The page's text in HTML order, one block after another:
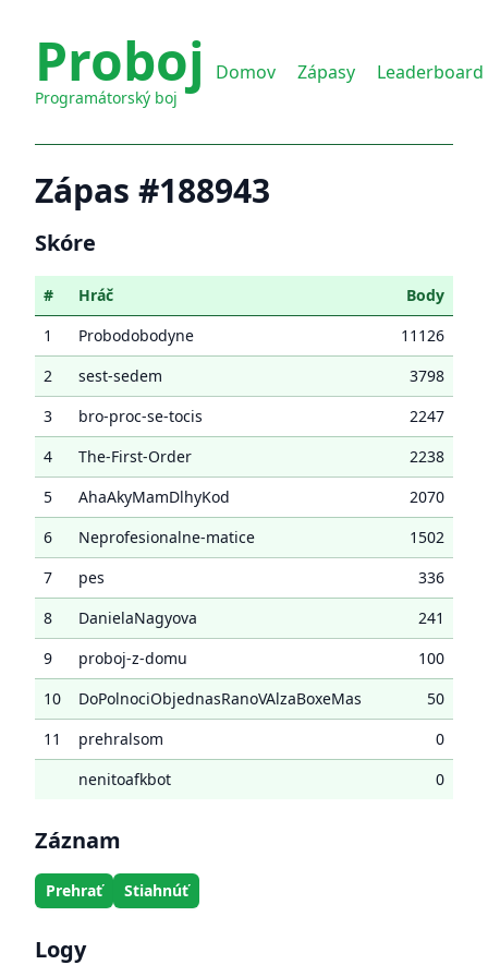
Proboj
Programátorský boj
Domov Zápasy Leaderboard
Zápas #188943
Skóre
# Hráč
Body
1
Probodobodyne
11126
2
sest-sedem
3798
3
bro-proc-se-tocis
2247
4
The-First-Order
2238
5
AhaAkyMamDlhyKod
2070
6
Neprofesionalne-matice
1502
7
pes
336
8
DanielaNagyova
241
9
proboj-z-domu
100
10
DoPolnociObjednasRanoVAlzaBoxeMas
50
11
prehralsom
0
nenitoafkbot
0
Záznam
Prehrať Stiahnúť
Logy